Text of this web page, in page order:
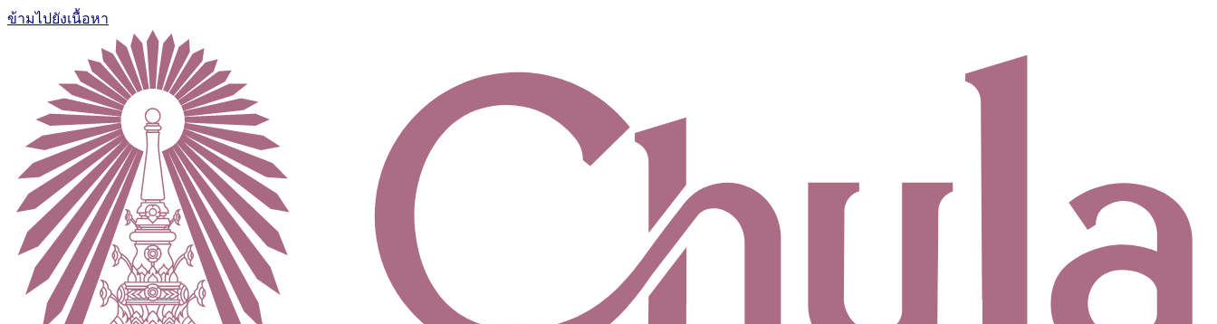
ข้ามไปยังเนื้อหา